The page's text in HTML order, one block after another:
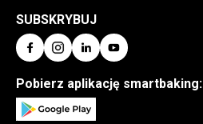
SUBSKRYBUJ
Pobierz aplikację smartbaking: